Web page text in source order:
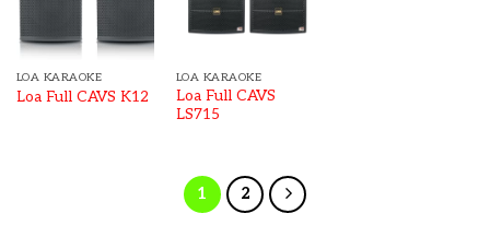
LOA KARAOKE
Loa Full CAVS K12
LOA KARAOKE
Loa Full CAVS
LS715
1 2